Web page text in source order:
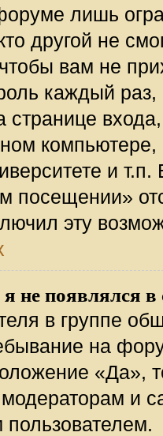
лишь
другой не
вам не
каждый
странице
и т.п.
посещении»
эту
не появлялся
в группе
на
«Да»,
и